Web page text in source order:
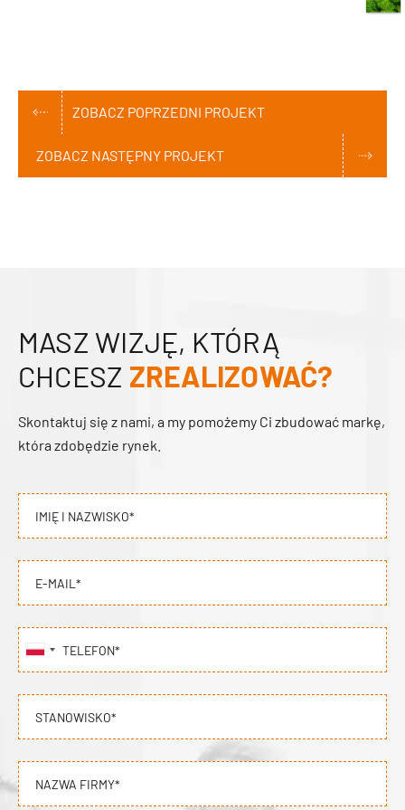
ZOBACZ POPRZEDNI PROJEKT
ZOBACZ NASTĘPNY PROJEKT
MASZ WIZJĘ, KTÓRĄ
CHCESZ ZREALIZOWAĆ?
Skontaktuj się z nami, a my pomożemy Ci zbudować markę,
która zdobędzie rynek.
IMIĘ I NAZWISKO*
E-MAIL*
TELEFON*
STANOWISKO*
NAZWA FIRMY*